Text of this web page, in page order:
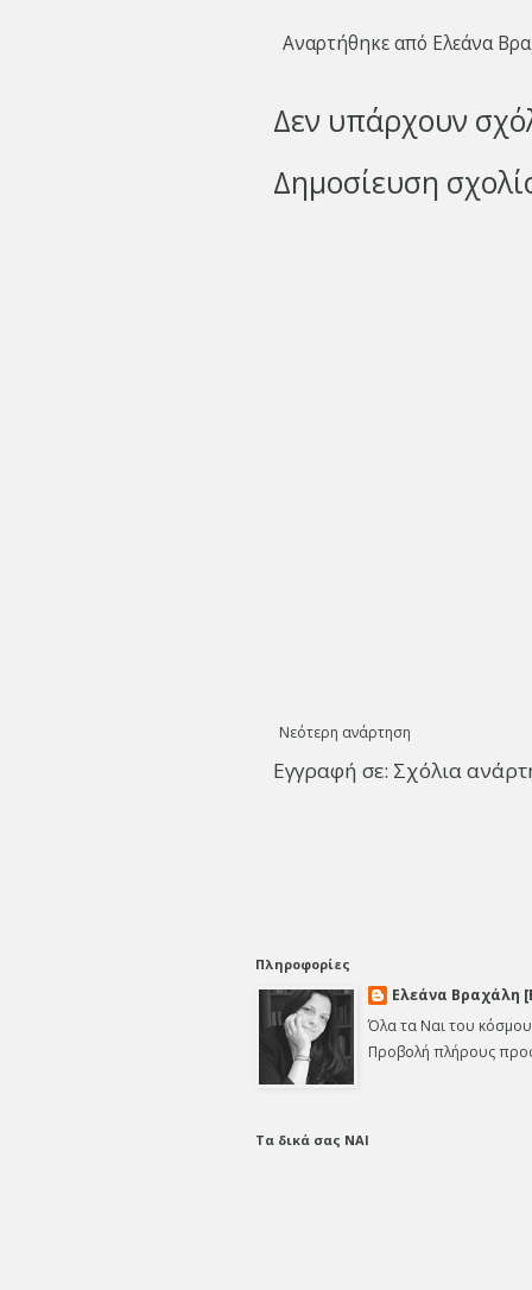
Αναρτήθηκε από Ελεάνα
Δεν υπάρχουν
Δημοσίευση
Νεότερη ανάρτηση
Εγγραφή σε: Σχόλια
Πληροφορίες
Ελεάνα Βραχάλη
Όλα τα Ναι του
Προβολή πλήρους
Τα δικά σας ΝΑΙ